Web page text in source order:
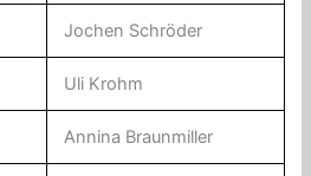
Jochen Schröder
Uli Krohm
Annina Braunmiller